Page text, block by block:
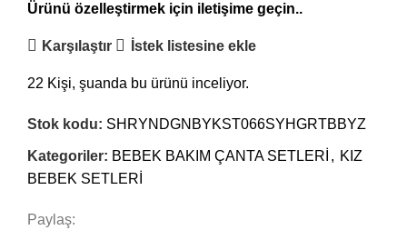
Ürünü özelleştirmek için iletişime geçin..
Karşılaştır İstek listesine ekle
22 Kişi, şuanda bu ürünü inceliyor.
Stok kodu: SHRYNDGNBYKST066SYHGRTBBYZ
Kategoriler: BEBEK BAKIM ÇANTA SETLERİ , KIZ
BEBEK SETLERİ
Paylaş: